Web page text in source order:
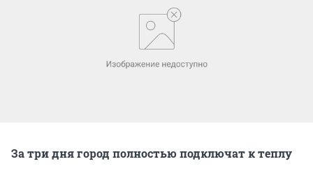
За три дня город полностью подключат к теплу